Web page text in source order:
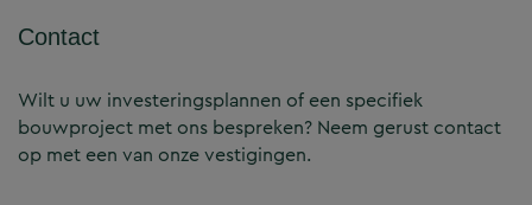
Contact
Wilt u uw investeringsplannen of een specifiek
bouwproject met ons bespreken? Neem gerust contact
op met een van onze vestigingen.